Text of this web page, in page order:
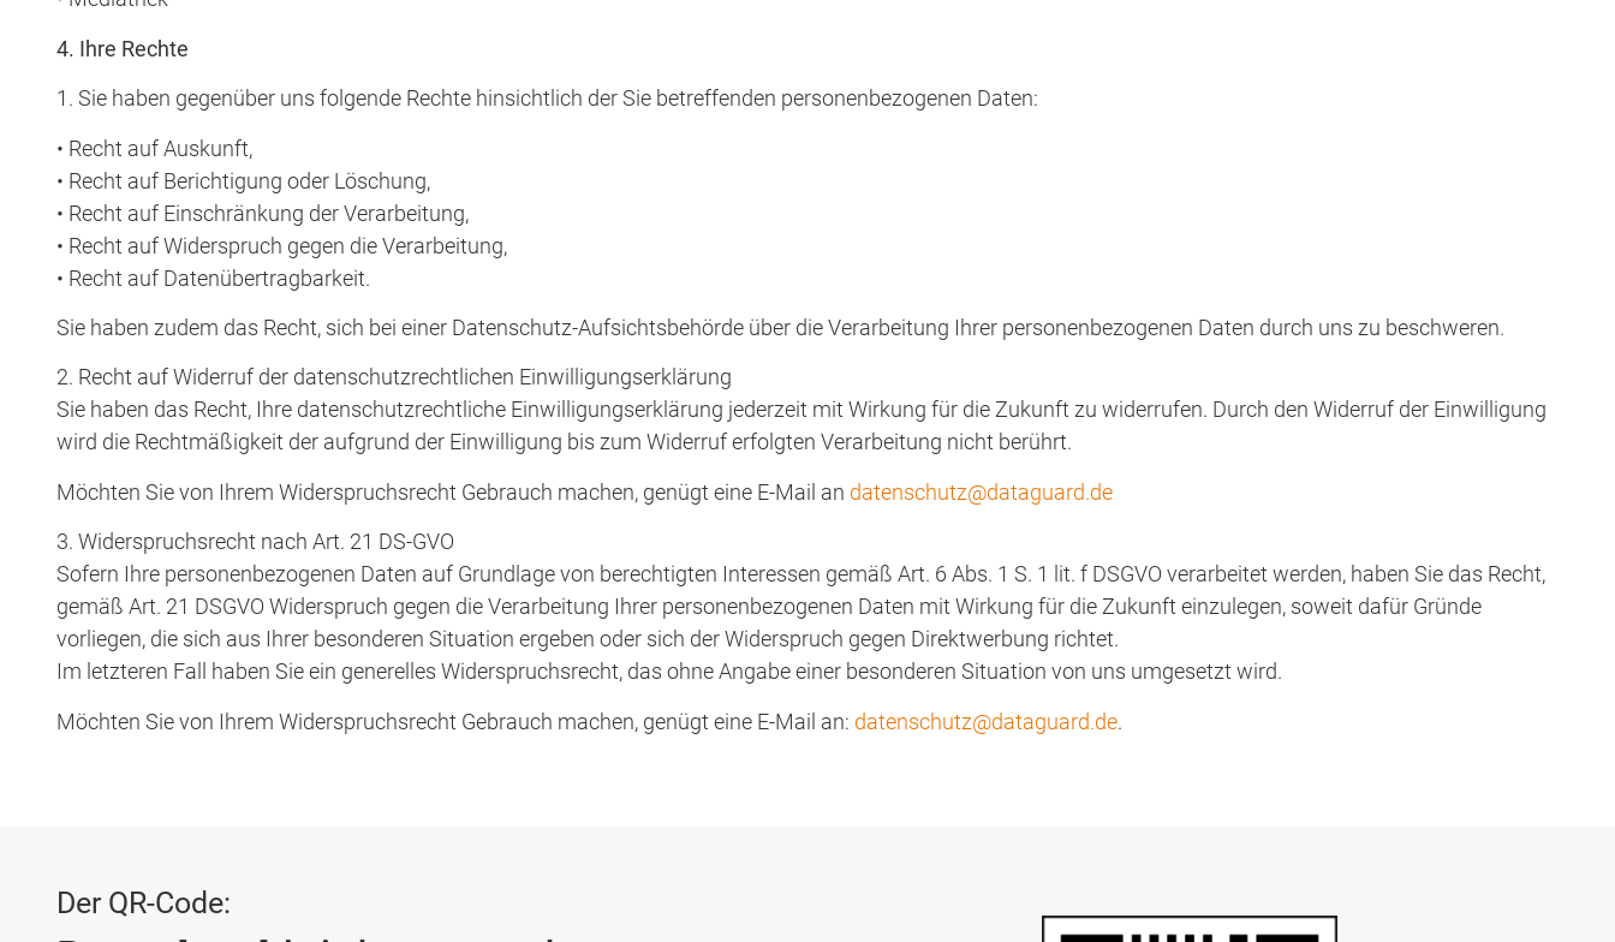
4. Ihre Rechte
1. Sie haben gegenüber uns folgende Rechte hinsichtlich der Sie betreffenden personenbezogenen Daten:
• Recht auf Auskunft,
• Recht auf Berichtigung oder Löschung,
• Recht auf Einschränkung der Verarbeitung,
• Recht auf Widerspruch gegen die Verarbeitung,
• Recht auf Datenübertragbarkeit.
Sie haben zudem das Recht, sich bei einer Datenschutz-Aufsichtsbehörde über die Verarbeitung Ihrer personenbezogenen Daten durch uns zu beschweren.
2. Recht auf Widerruf der datenschutzrechtlichen Einwilligungserklärung
Sie haben das Recht, Ihre datenschutzrechtliche Einwilligungserklärung jederzeit mit Wirkung für die Zukunft zu widerrufen. Durch den Widerruf der Einwilligung
wird die Rechtmäßigkeit der aufgrund der Einwilligung bis zum Widerruf erfolgten Verarbeitung nicht berührt.
Möchten Sie von Ihrem Widerspruchsrecht Gebrauch machen, genügt eine E-Mail an datenschutz@dataguard.de
3. Widerspruchsrecht nach Art. 21 DS-GVO
Sofern Ihre personenbezogenen Daten auf Grundlage von berechtigten Interessen gemäß Art. 6 Abs. 1 S. 1 lit. f DSGVO verarbeitet werden, haben Sie das Recht,
gemäß Art. 21 DSGVO Widerspruch gegen die Verarbeitung Ihrer personenbezogenen Daten mit Wirkung für die Zukunft einzulegen, soweit dafür Gründe
vorliegen, die sich aus Ihrer besonderen Situation ergeben oder sich der Widerspruch gegen Direktwerbung richtet.
Im letzteren Fall haben Sie ein generelles Widerspruchsrecht, das ohne Angabe einer besonderen Situation von uns umgesetzt wird.
Möchten Sie von Ihrem Widerspruchsrecht Gebrauch machen, genügt eine E-Mail an: datenschutz@dataguard.de.
Der QR-Code: